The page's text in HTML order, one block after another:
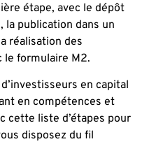
étape, avec le dépôt
publication dans un
réalisation des
le formulaire M2.
en capital
en compétences et
cette liste d’étapes pour
disposez du fil